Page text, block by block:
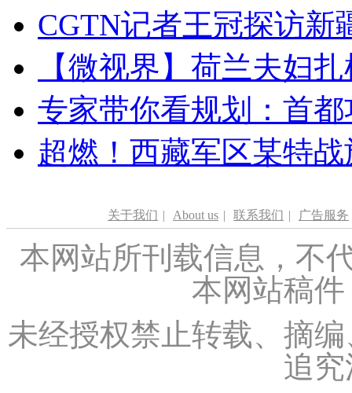
CGTN记者王冠探访新
【微视界】荷兰夫妇
专家带你看规划：首
超燃！西藏军区某特
关于我们 | About us | 联系我们 | 广告服务
本网站所刊载信息，不
本网站稿
未经授权禁止转载、摘
追